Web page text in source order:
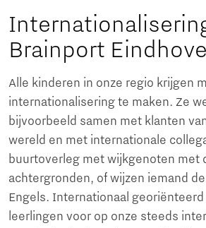
Brainport
Alle kinderen in onze regio krijgen
internationalisering te maken. Ze
bijvoorbeeld samen met klanten
wereld en met internationale
buurtoverleg met wijkgenoten met
achtergronden, of wijzen iemand
Engels. Internationaal
leerlingen voor op onze steeds